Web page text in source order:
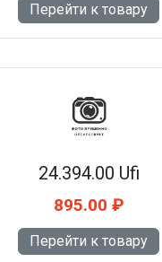
Перейти к товару
24.394.00 Ufi
895.00 ₽
Перейти к товару